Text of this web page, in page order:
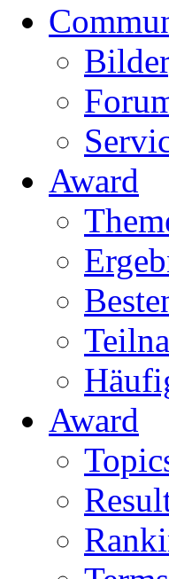
Award
Award